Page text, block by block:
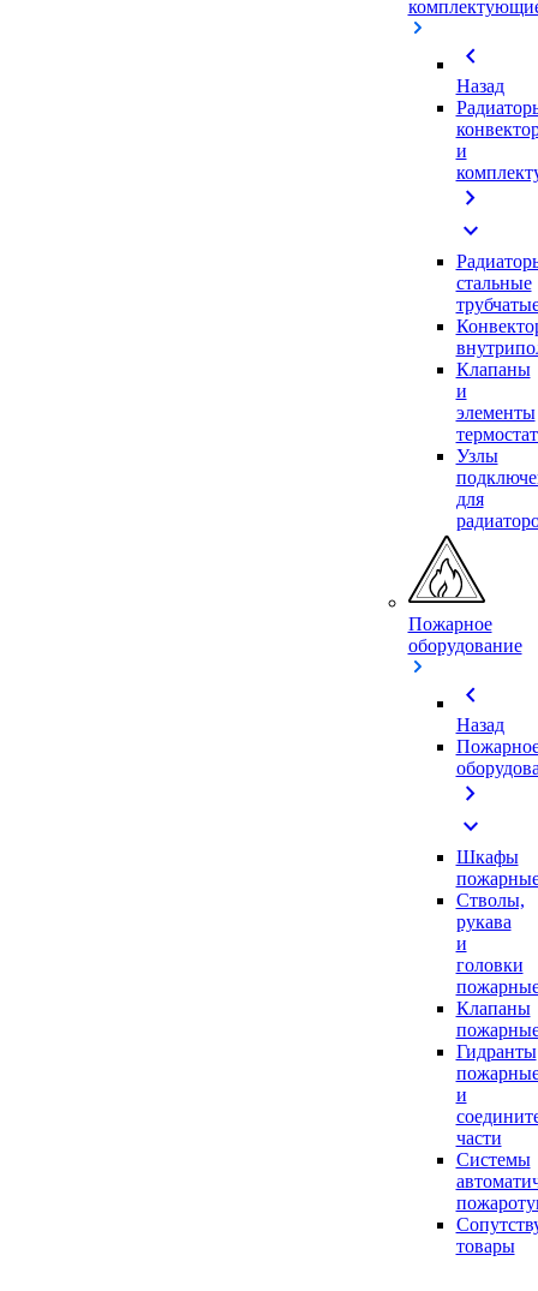
chevron_left
Назад
и
chevron_right
expand_more
стальные
Клапаны
и
элементы
Узлы
для
Пожарное
оборудование
chevron_left
Назад
chevron_right
expand_more
Шкафы
Стволы,
рукава
и
головки
Клапаны
Гидранты
и
части
Системы
товары